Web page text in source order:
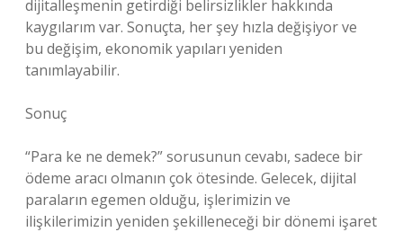
dijitalleşmenin getirdiği belirsizlikler hakkında
kaygılarım var. Sonuçta, her şey hızla değişiyor ve
bu değişim, ekonomik yapıları yeniden
tanımlayabilir.
Sonuç
“Para ke ne demek?” sorusunun cevabı, sadece bir
ödeme aracı olmanın çok ötesinde. Gelecek, dijital
paraların egemen olduğu, işlerimizin ve
ilişkilerimizin yeniden şekilleneceği bir dönemi işaret